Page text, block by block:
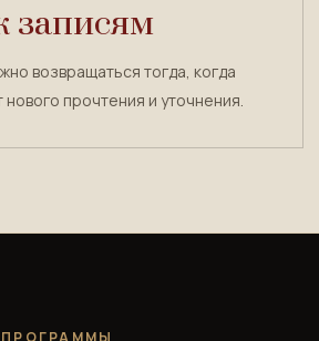
записям
возвращаться тогда, когда
нового прочтения и уточнения.